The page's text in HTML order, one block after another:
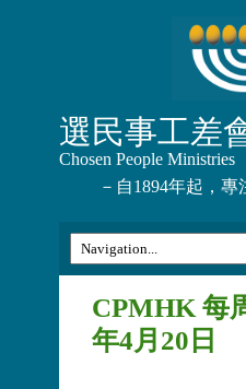
選民事工差
Chosen People Ministries
－自1894年起，
CPMHK 每
年4月20日